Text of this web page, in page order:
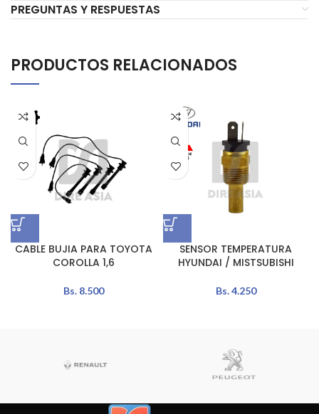
PREGUNTAS Y RESPUESTAS
PRODUCTOS RELACIONADOS
CABLE BUJIA PARA TOYOTA
COROLLA 1,6
Bs.8.500
SENSOR TEMPERATURA
HYUNDAI / MISTSUBISHI
Bs.4.250